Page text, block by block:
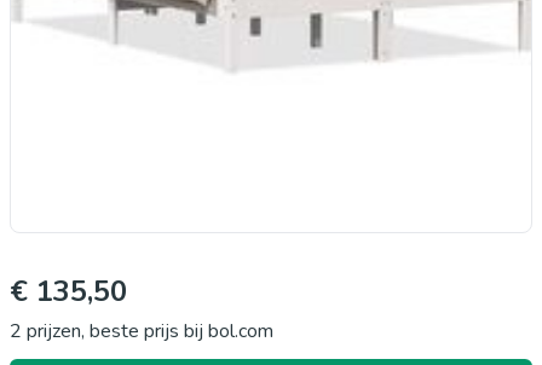
€ 135,50
2 prijzen, beste prijs bij bol.com